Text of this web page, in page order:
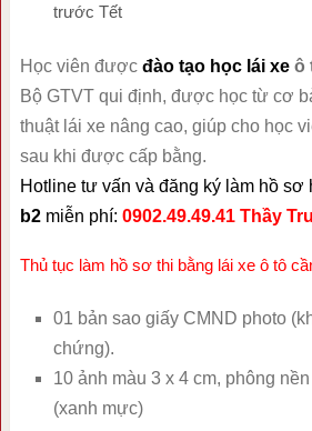
trước Tết
Học viên được đào tạo học lái xeô
Bộ GTVT qui định, được học từ cơ
thuật lái xe nâng cao, giúp cho học
sau khi được cấp bằng.
Hotline tư vấn và đăng ký làm hồ sơ
b2miễn phí: 0902.49.49.41 Thầy
Thủ tục làm hồ sơ thi bằng lái xe ô tô
01 bản sao giấy CMND photo
chứng).
10 ảnh màu 3 x 4 cm, phông
(xanh mực)